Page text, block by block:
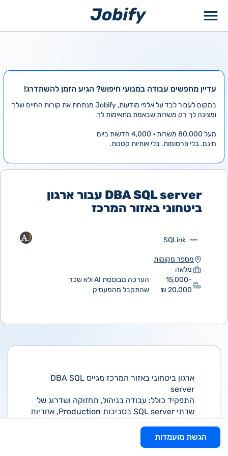
עדיין מחפשים עבודה במנועי חיפוש? הגיע הזמן להשתדרג!
במקום לעבור לבד על אלפי מודעות, Jobify מנתחת את קורות החיים שלך
ומציגה לך רק משרות שבאמת מתאימות לך.
מעל 80,000 משרות • 4,000 חדשות ביום
חינם. בלי פרסומות. בלי אותיות קטנות.
DBA SQL server עבור ארגון
ביטחוני באזור המרכז
SQLink
מספר מקומות
מלאה
15,000-
20,000 ₪
הערכה מבוססת AI ולא שכר
שהתקבל מהמעסיק
ארגון ביטחוני באזור המרכז מגייס DBA SQL
server
התפקיד כולל: עבודה בניהול, תחזוקה ושדרוג של
שרתי SQL server בסביבות Production, אחריות
של פתרונות זמינות ושרידות, ביצוע גיבויים
ושחזורים, כתיבת סקריפטים לאוטומציה וניטור
הגשת מועמדות